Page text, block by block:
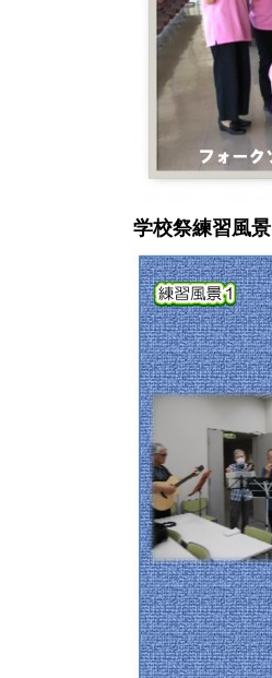
学校祭練習風景